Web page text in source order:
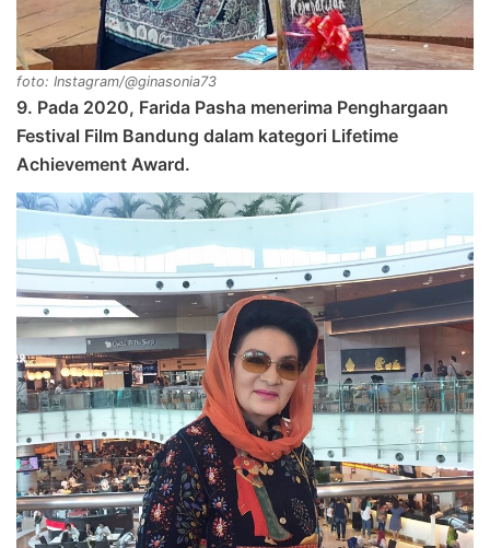
foto: Instagram/@ginasonia73
9. Pada 2020, Farida Pasha menerima Penghargaan
Festival Film Bandung dalam kategori Lifetime
Achievement Award.